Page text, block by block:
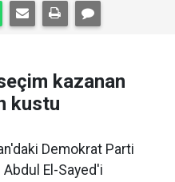
kazanan
kustu
Demokrat Parti
El-Sayed'i